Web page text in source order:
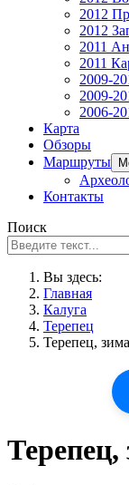
2012
2012
2011
2011
2009-
2009-
2006-
Карта
Обзоры
Маршруты
Контакты
Поиск
Вы здесь:
Главная
Калуга
Терепец
Терепец,
Терепец,